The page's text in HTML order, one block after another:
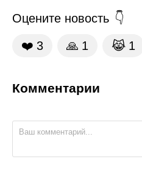
Оцените новость
❤️ 3 🙏 1 😹 1
Комментарии